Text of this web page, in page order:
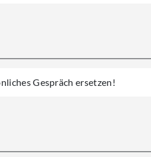
Gespräch ersetzen!